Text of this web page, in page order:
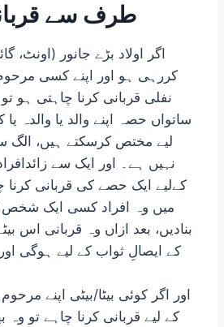
طرف سے
اگر اولاد بڑے جانور (اونٹ،
کررہی ہو اور اپنے کسی
نفلی قربانی کرنا چاہتی ہو
ساتواں حصہ اپنے والد یا والدہ
لیے مختص کرسکتے ہیں، الگ
نہیں ہے۔ اور ایک سے
کےلیے ایک حصے کی قربانی
میں وہ افراد کسی ایک شخص
بنادیں، بعد ازاں وہ قربانی اس
کے ایصالِ ثواب کے لیے ہوگی
اور اگر کوئی بیٹا/بیٹی اپنے
کے لیے قربانی کرنا چاہے تو وہ